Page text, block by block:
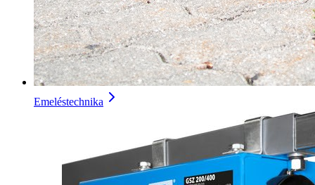
Emeléstechnika